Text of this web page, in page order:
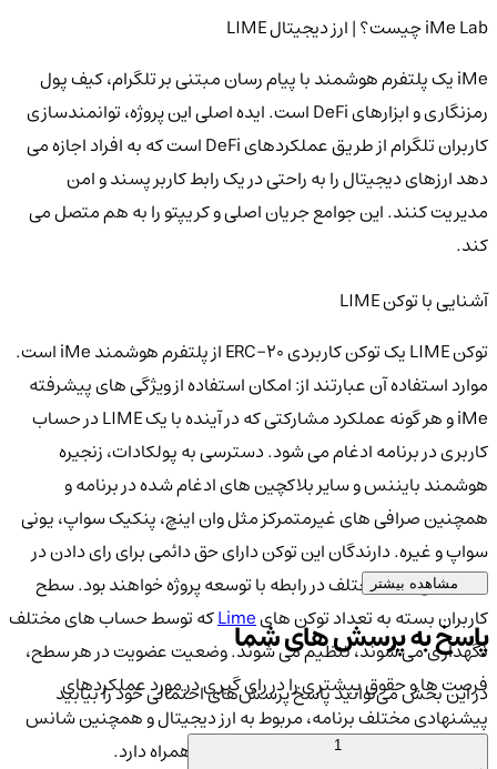
iMe Lab چیست؟ | ارز دیجیتال LIME
iMe یک پلتفرم هوشمند با پیام رسان مبتنی بر تلگرام، کیف پول
رمزنگاری و ابزارهای DeFi است. ایده اصلی این پروژه، توانمندسازی
کاربران تلگرام از طریق عملکردهای DeFi است که به افراد اجازه می
دهد ارزهای دیجیتال را به راحتی در یک رابط کاربر پسند و امن
مدیریت کنند. این جوامع جریان اصلی و کریپتو را به هم متصل می
کند.
آشنایی با توکن LIME
توکن LIME یک توکن کاربردی ERC-20 از پلتفرم هوشمند iMe است.
موارد استفاده آن عبارتند از: امکان استفاده از ویژگی های پیشرفته
iMe و هر گونه عملکرد مشارکتی که در آینده با یک LIME در حساب
کاربری در برنامه ادغام می شود. دسترسی به پولکادات، زنجیره
هوشمند بایننس و سایر بلاکچین های ادغام شده در برنامه و
همچنین صرافی های غیرمتمرکز مثل وان اینچ، پنکیک سواپ، یونی
سواپ و غیره. دارندگان این توکن دارای حق دائمی برای رای دادن در
نظرسنجی های مختلف در رابطه با توسعه پروژه خواهند بود. سطح
کاربران بسته به تعداد توکن هایLimeکه توسط حساب های مختلف
نگهداری می شوند، تنظیم می شوند. وضعیت عضویت در هر سطح،
فرصت ها و حقوق بیشتری را در رای گیری در مورد عملکردهای
پیشنهادی مختلف برنامه، مربوط به ارز دیجیتال و همچنین شانس
شرکت در یک عرضه اولیه را از داخل iMe به همراه دارد.
مشاهده بیشتر
پاسخ به پرسش های شما
در این بخش می‌توانید پاسخ پرسش‌های احتمالی خود را بیابید